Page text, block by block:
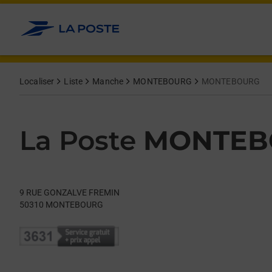
Allez au contenu
Localiser Liste Manche MONTEBOURG MONTEBOURG
La Poste
9 RUE GONZALVE FREMIN
50310 MONTEBOURG
Day of the WeekHours
Get directions to La Poste at 9 RUE GONZALVE FREMIN
lien s'ouvre dans un nouvel onglet